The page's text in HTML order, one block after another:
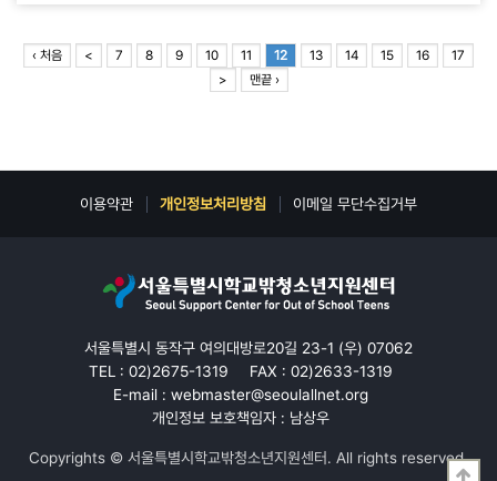
‹ 처음 < 7 8 9 10 11 12 13 14 15 16
17
>
맨끝 ›
이용약관 개인정보처리방침 이메일 무단수집거부
서울특별시 동작구 여의대방로20길 23-1 (우) 07062
TEL : 02)2675-1319
FAX : 02)2633-1319
E-mail : webmaster@seoulallnet.org
개인정보 보호책임자 : 남상우
Copyrights © 서울특별시학교밖청소년지원센터. All rights reserved.